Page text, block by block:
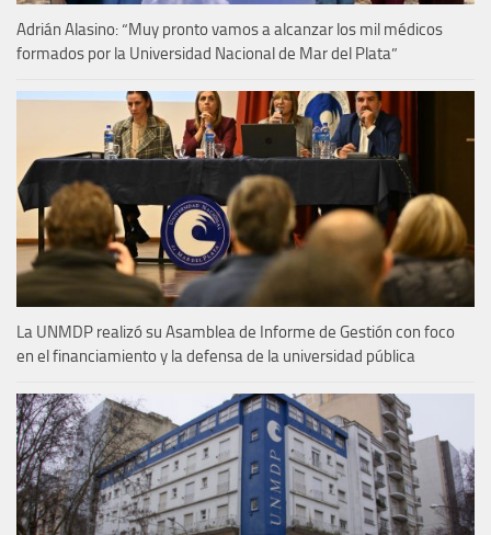
Adrián Alasino: “Muy pronto vamos a alcanzar los mil médicos
formados por la Universidad Nacional de Mar del Plata”
La UNMDP realizó su Asamblea de Informe de Gestión con foco
en el financiamiento y la defensa de la universidad pública